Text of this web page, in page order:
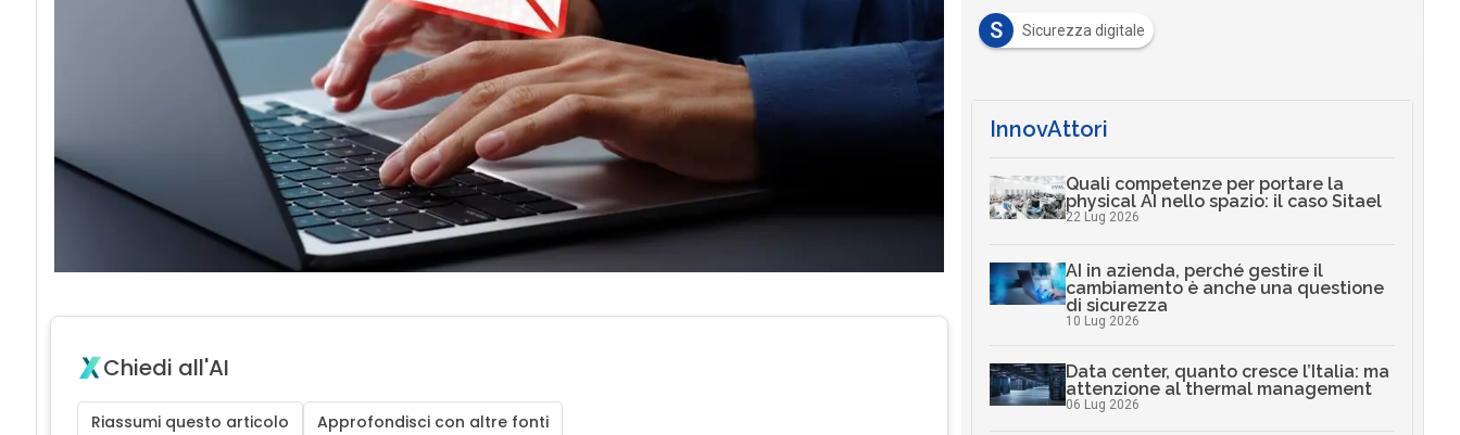
Chiedi all'AI
Riassumi questo articolo Approfondisci con altre fonti
S
Sicurezza digitale
InnovAttori
Quali competenze per portare la
physical AI nello spazio: il caso Sitael
22 Lug 2026
AI in azienda, perché gestire il
cambiamento è anche una questione
di sicurezza
10 Lug 2026
Data center, quanto cresce l’Italia: ma
attenzione al thermal management
06 Lug 2026